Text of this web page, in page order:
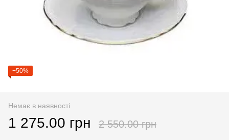
−50%
Немає в наявності
1 275.00 грн 2 550.00 грн